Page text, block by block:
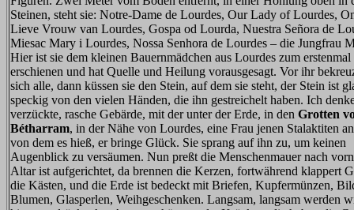
Steinen, steht sie: Notre-Dame de Lourdes, Our Lady of Lourdes,
Lieve Vrouw van Lourdes, Gospa od Lourda, Nuestra Señora de
Miesac Mary i Lourdes, Nossa Senhora de Lourdes – die Jungfrau
Hier ist sie dem kleinen Bauernmädchen aus Lourdes zum erstenmal
erschienen und hat Quelle und Heilung vorausgesagt. Vor ihr
sich alle, dann küssen sie den Stein, auf dem sie steht, der Stein ist
speckig von den vielen Händen, die ihn gestreichelt haben. Ich
verzückte, rasche Gebärde, mit der unter der Erde, in den Grotten
Bétharram, in der Nähe von Lourdes, eine Frau jenen Stalaktiten
von dem es hieß, er bringe Glück. Sie sprang auf ihn zu, um keinen
Augenblick zu versäumen. Nun preßt die Menschenmauer nach
Altar ist aufgerichtet, da brennen die Kerzen, fortwährend klappert
die Kästen, und die Erde ist bedeckt mit Briefen, Kupfermünzen,
Blumen, Glasperlen, Weihgeschenken. Langsam, langsam werden